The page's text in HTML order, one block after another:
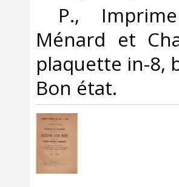
P.,
Ménard et
plaquette in-8,
Bon état. ‎